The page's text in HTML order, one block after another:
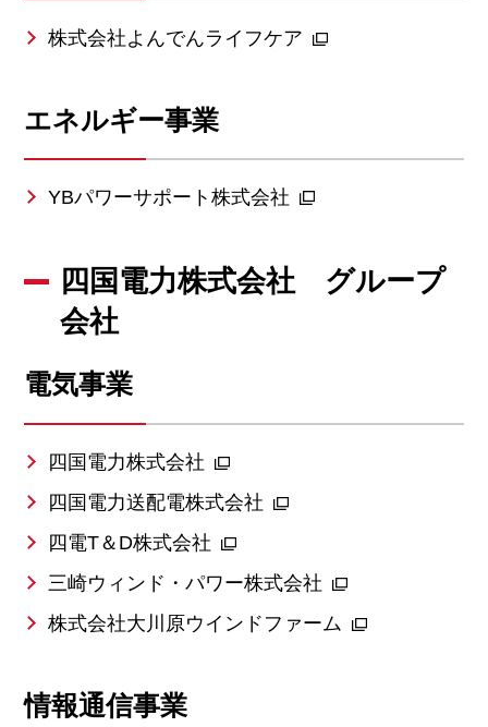
株式会社よんでんライフケア
エネルギー事業
YBパワーサポート株式会社
四国電力株式会社 グループ
会社
電気事業
四国電力株式会社
四国電力送配電株式会社
四電T＆D株式会社
三崎ウィンド・パワー株式会社
株式会社大川原ウインドファーム
情報通信事業